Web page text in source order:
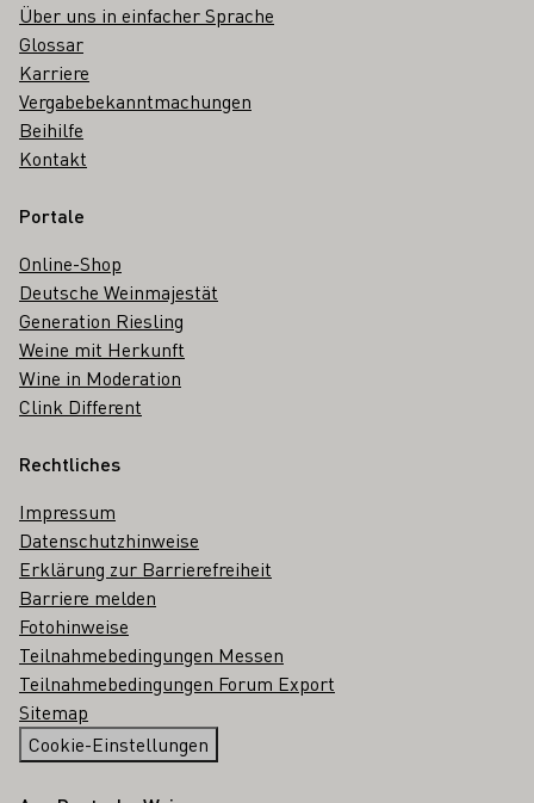
Über uns in einfacher Sprache
Glossar
Karriere
Vergabebekanntmachungen
Beihilfe
Kontakt
Portale
Online-Shop
Deutsche Weinmajestät
Generation Riesling
Weine mit Herkunft
Wine in Moderation
Clink Different
Rechtliches
Impressum
Datenschutzhinweise
Erklärung zur Barrierefreiheit
Barriere melden
Fotohinweise
Teilnahmebedingungen Messen
Teilnahmebedingungen Forum Export
Sitemap
Cookie-Einstellungen